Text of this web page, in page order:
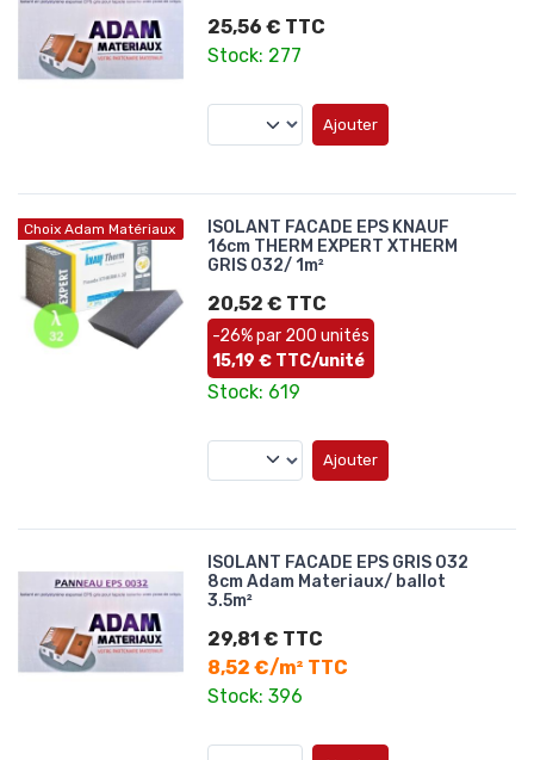
25,56 € TTC
Stock: 277
Ajouter
Choix Adam Matériaux
ISOLANT FACADE EPS KNAUF
16cm THERM EXPERT XTHERM
GRIS 032/ 1m²
20,52 € TTC
-26% par 200 unités
15,19 € TTC/unité
Stock: 619
Ajouter
ISOLANT FACADE EPS GRIS 032
8cm Adam Materiaux/ ballot
3.5m²
29,81 € TTC
8,52 €/m² TTC
Stock: 396